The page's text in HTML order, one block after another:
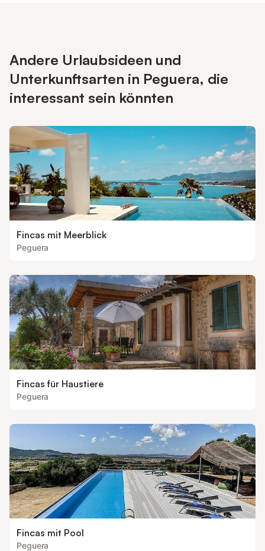
Andere Urlaubsideen und
Unterkunftsarten in Peguera, die
interessant sein könnten
Fincas mit Meerblick
Peguera
Fincas für Haustiere
Peguera
Fincas mit Pool
Peguera